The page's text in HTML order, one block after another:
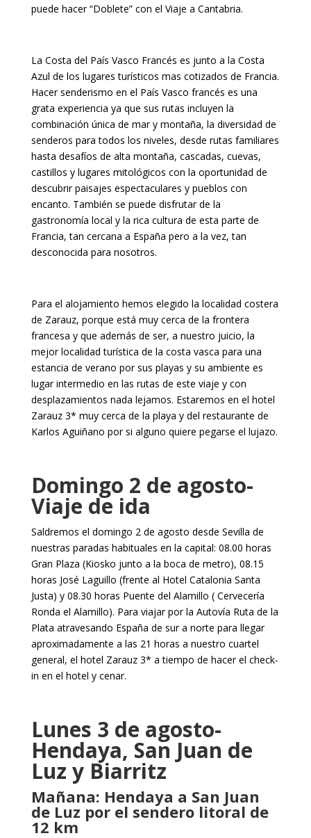
puede hacer “Doblete” con el Viaje a Cantabria.
La Costa del País Vasco Francés es junto a la Costa
Azul de los lugares turísticos mas cotizados de Francia.
Hacer senderismo en el País Vasco francés es una
grata experiencia ya que sus rutas incluyen la
combinación única de mar y montaña, la diversidad de
senderos para todos los niveles, desde rutas familiares
hasta desafíos de alta montaña, cascadas, cuevas,
castillos y lugares mitológicos con la oportunidad de
descubrir paisajes espectaculares y pueblos con
encanto. También se puede disfrutar de la
gastronomía local y la rica cultura de esta parte de
Francia, tan cercana a España pero a la vez, tan
desconocida para nosotros.
Para el alojamiento hemos elegido la localidad costera
de Zarauz, porque está muy cerca de la frontera
francesa y que además de ser, a nuestro juicio, la
mejor localidad turística de la costa vasca para una
estancia de verano por sus playas y su ambiente es
lugar intermedio en las rutas de este viaje y con
desplazamientos nada lejamos. Estaremos en el hotel
Zarauz 3* muy cerca de la playa y del restaurante de
Karlos Aguiñano por si alguno quiere pegarse el lujazo.
Domingo 2 de agosto-
Viaje de ida
Saldremos el domingo 2 de agosto desde Sevilla de
nuestras paradas habituales en la capital: 08.00 horas
Gran Plaza (Kiosko junto a la boca de metro), 08.15
horas José Laguillo (frente al Hotel Catalonia Santa
Justa) y 08.30 horas Puente del Alamillo ( Cervecería
Ronda el Alamillo). Para viajar por la Autovía Ruta de la
Plata atravesando España de sur a norte para llegar
aproximadamente a las 21 horas a nuestro cuartel
general, el hotel Zarauz 3* a tiempo de hacer el check-
in en el hotel y cenar.
Lunes 3 de agosto-
Hendaya, San Juan de
Luz y Biarritz
Mañana: Hendaya a San Juan
de Luz por el sendero litoral de
12 km